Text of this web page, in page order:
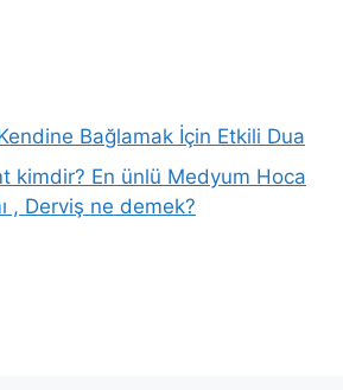
Bağlamak İçin Etkili Dua
kimdir? En ünlü Medyum Hoca
, Derviş ne demek?